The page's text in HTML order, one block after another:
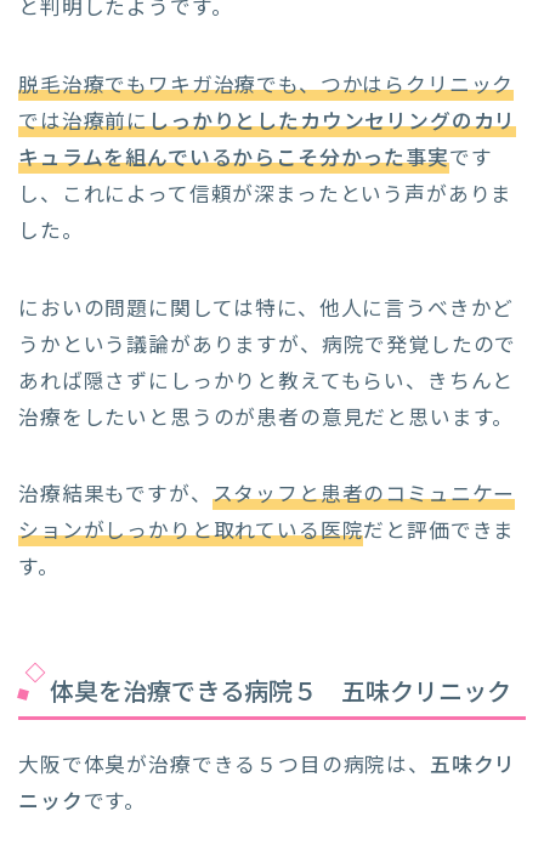
と判明したようです。
脱毛治療でもワキガ治療でも、つかはらクリニック
では治療前にしっかりとしたカウンセリングのカリ
キュラムを組んでいるからこそ分かった事実です
し、これによって信頼が深まったという声がありま
した。
においの問題に関しては特に、他人に言うべきかど
うかという議論がありますが、病院で発覚したので
あれば隠さずにしっかりと教えてもらい、きちんと
治療をしたいと思うのが患者の意見だと思います。
治療結果もですが、 スタッフと患者のコミュニケー
ションがしっかりと取れている医院だと評価できま
す。
体臭を治療できる病院５ 五味クリニック
大阪で体臭が治療できる５つ目の病院は、 五味クリ
ニックです。